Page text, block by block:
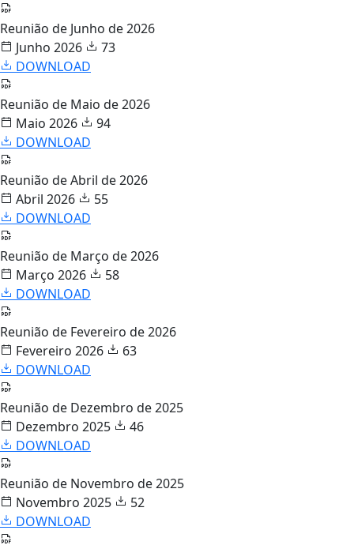
Reunião de Junho de 2026
Junho 2026
73
DOWNLOAD
Reunião de Maio de 2026
Maio 2026
94
DOWNLOAD
Reunião de Abril de 2026
Abril 2026
55
DOWNLOAD
Reunião de Março de 2026
Março 2026
58
DOWNLOAD
Reunião de Fevereiro de 2026
Fevereiro 2026
63
DOWNLOAD
Reunião de Dezembro de 2025
Dezembro 2025
46
DOWNLOAD
Reunião de Novembro de 2025
Novembro 2025
52
DOWNLOAD